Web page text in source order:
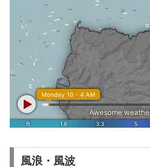
風浪・風波